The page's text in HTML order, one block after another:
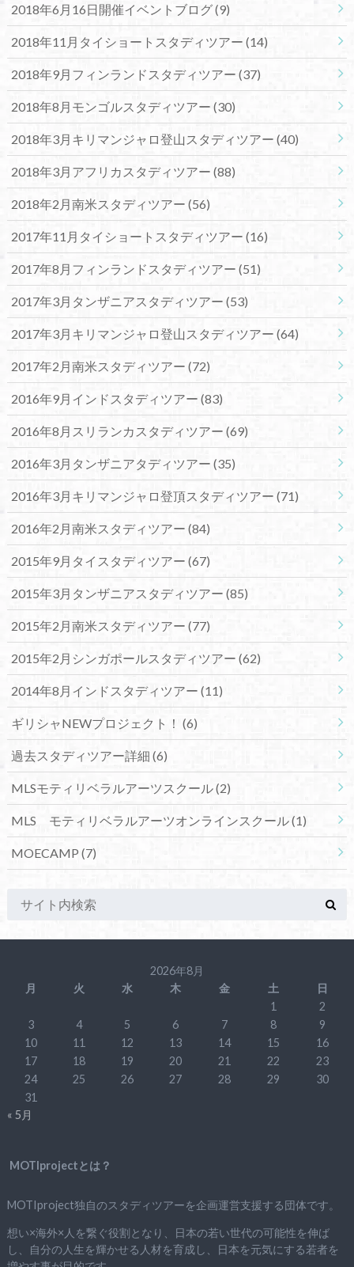
2018年6月16日開催イベントブログ(9)
2018年11月タイショートスタディツアー (14)
2018年9月フィンランドスタディツアー (37)
2018年8月モンゴルスタディツアー (30)
2018年3月キリマンジャロ登山スタディツアー (40)
2018年3月アフリカスタディツアー (88)
2018年2月南米スタディツアー (56)
2017年11月タイショートスタディツアー (16)
2017年8月フィンランドスタディツアー (51)
2017年3月タンザニアスタディツアー (53)
2017年3月キリマンジャロ登山スタディツアー (64)
2017年2月南米スタディツアー (72)
2016年9月インドスタディツアー (83)
2016年8月スリランカスタディツアー (69)
2016年3月タンザニアタディツアー (35)
2016年3月キリマンジャロ登頂スタディツアー (71)
2016年2月南米スタディツアー (84)
2015年9月タイスタディツアー (67)
2015年3月タンザニアスタディツアー (85)
2015年2月南米スタディツアー (77)
2015年2月シンガポールスタディツアー (62)
2014年8月インドスタディツアー (11)
ギリシャNEWプロジェクト！ (6)
過去スタディツアー詳細 (6)
MLSモティリベラルアーツスクール(2)
MLS モティリベラルアーツオンラインスクール(1)
MOECAMP (7)
2026年8月
月
火 水 木 金 土
日
1
2
3
4 5 6 7 8
9
10
11 12 13 14 15
16
17
18 19 20 21 22
23
24
25 26 27 28 29
30
31
« 5月
MOTIprojectとは？
MOTIproject独自のスタディツアーを企画運営支援する団体です。
想い×海外×人を繋ぐ役割となり、日本の若い世代の可能性を伸ば
し、自分の人生を輝かせる人材を育成し、日本を元気にする若者を